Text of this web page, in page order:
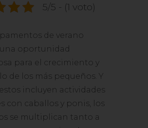
5/5 - (1 voto)
de verano
oportunidad
para el crecimiento y
de los más pequeños. Y
incluyen actividades
con caballos y ponis, los
se multiplican tanto a